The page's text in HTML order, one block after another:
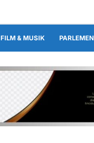
FILM & MUSIK PARLEMEN